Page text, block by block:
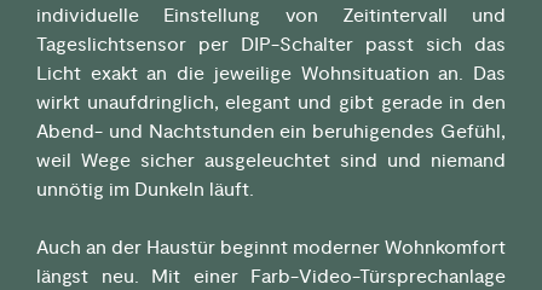
individuelle Einstellung von Zeitintervall und
Tageslichtsensor per DIP-Schalter passt sich das
Licht exakt an die jeweilige Wohnsituation an. Das
wirkt unaufdringlich, elegant und gibt gerade in den
Abend- und Nachtstunden ein beruhigendes Gefühl,
weil Wege sicher ausgeleuchtet sind und niemand
unnötig im Dunkeln läuft.
Auch an der Haustür beginnt moderner Wohnkomfort
längst neu. Mit einer Farb-Video-Türsprechanlage